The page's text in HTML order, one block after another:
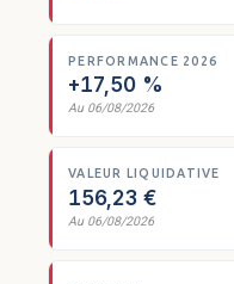
PERFORMANCE 2026
+17,50 %
Au 06/08/2026
VALEUR LIQUIDATIVE
156,23 €
Au 06/08/2026